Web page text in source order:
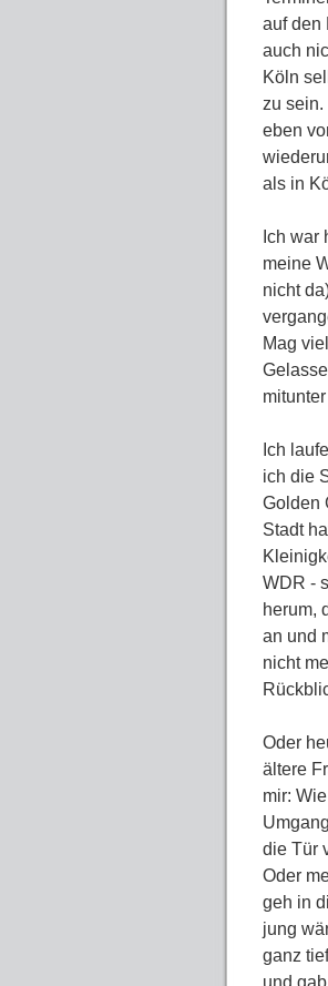
auf den
auch
Köln
zu sein.
eben
als in
Ich war
meine
nicht
Mag
Ich
ich die
Golden
Stadt
WDR -
herum,
an und
nicht
Oder
ältere
mir:
die Tür
Oder
geh in
jung
ganz
und